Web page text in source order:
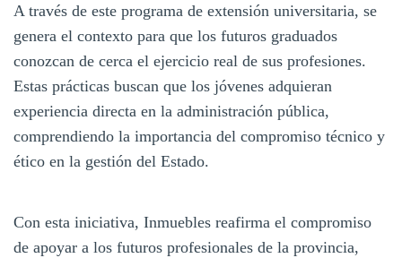
A través de este programa de extensión universitaria, se
genera el contexto para que los futuros graduados
conozcan de cerca el ejercicio real de sus profesiones.
Estas prácticas buscan que los jóvenes adquieran
experiencia directa en la administración pública,
comprendiendo la importancia del compromiso técnico y
ético en la gestión del Estado.
Con esta iniciativa, Inmuebles reafirma el compromiso
de apoyar a los futuros profesionales de la provincia,